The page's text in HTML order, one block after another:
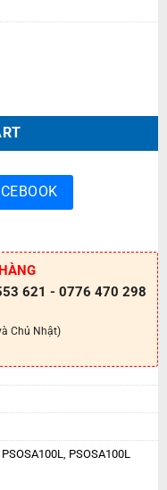
quantity
621 - 0776 470 298
Chủ Nhật)
PSOSA100L